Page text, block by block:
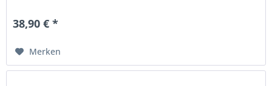
38,90 € *
Merken